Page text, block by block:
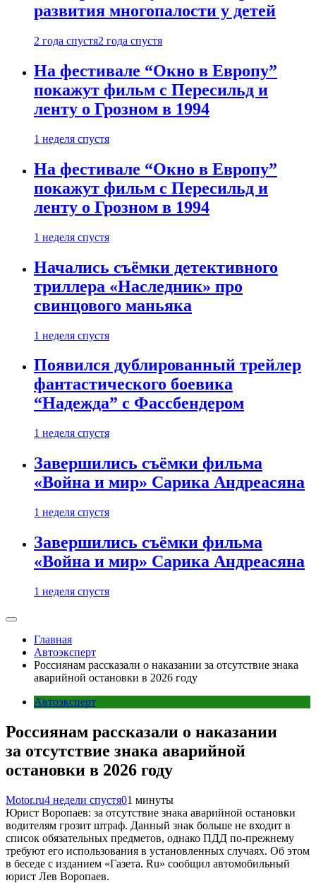
развития многопалости у детей
2 года спустя2 года спустя
На фестивале “Окно в Европу”
покажут фильм с Пересильд и
ленту о Грозном в 1994
1 неделя спустя
На фестивале “Окно в Европу”
покажут фильм с Пересильд и
ленту о Грозном в 1994
1 неделя спустя
Начались съёмки детективного
триллера «Наследник» про
свинцового маньяка
1 неделя спустя
Появился дублированный трейлер
фантастического боевика
“Надежда” с Фассбендером
1 неделя спустя
Завершились съёмки фильма
«Война и мир» Сарика Андреасяна
1 неделя спустя
Завершились съёмки фильма
«Война и мир» Сарика Андреасяна
1 неделя спустя
Главная
Автоэксперт
Россиянам рассказали о наказании за отсутствие знака
аварийной остановки в 2026 году
Автоэксперт
Россиянам рассказали о наказании
за отсутствие знака аварийной
остановки в 2026 году
Motor.ru4 недели спустя01 минуты
Юрист Воропаев: за отсутствие знака аварийной остановки
водителям грозит штраф. Данный знак больше не входит в
список обязательных предметов, однако ПДД по‑прежнему
требуют его использования в установленных случаях. Об этом
в беседе с изданием «Газета. Ru» сообщил автомобильный
юрист Лев Воропаев.